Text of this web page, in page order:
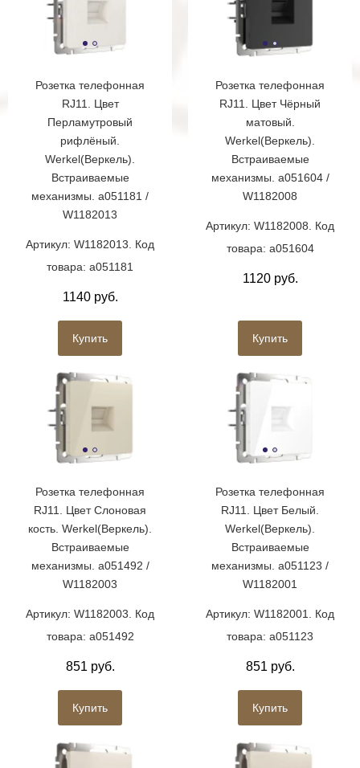
Розетка телефонная
RJ11. Цвет
Перламутровый
рифлёный.
Werkel(Веркель).
Встраиваемые
механизмы. a051181 /
W1182013
Артикул: W1182013. Код
товара: a051181
1140 руб.
Купить
Розетка телефонная
RJ11. Цвет Чёрный
матовый.
Werkel(Веркель).
Встраиваемые
механизмы. a051604 /
W1182008
Артикул: W1182008. Код
товара: a051604
1120 руб.
Купить
Розетка телефонная
RJ11. Цвет Слоновая
кость. Werkel(Веркель).
Встраиваемые
механизмы. a051492 /
W1182003
Артикул: W1182003. Код
товара: a051492
851 руб.
Купить
Розетка телефонная
RJ11. Цвет Белый.
Werkel(Веркель).
Встраиваемые
механизмы. a051123 /
W1182001
Артикул: W1182001. Код
товара: a051123
851 руб.
Купить